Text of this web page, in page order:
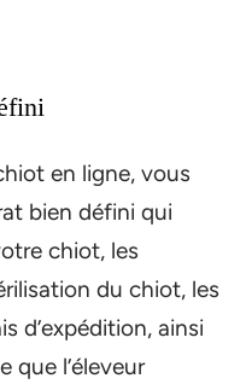
en ligne, vous
bien défini qui
chiot, les
du chiot, les
d’expédition, ainsi
que l’éleveur